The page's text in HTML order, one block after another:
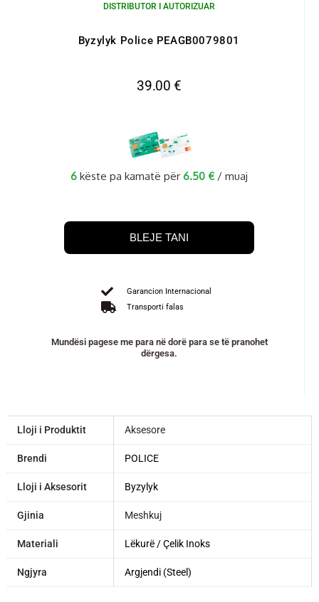
DISTRIBUTOR I AUTORIZUAR
Byzylyk Police PEAGB0079801
39.00 €
6 këste pa kamatë për 6.50 € / muaj
BLEJE TANI
Garancion Internacional
Transporti falas
Mundësi pagese me para në dorë para se të pranohet
dërgesa.
Lloji i Produktit Aksesore
Brendi POLICE
Lloji i Aksesorit Byzylyk
Gjinia Meshkuj
Materiali Lëkurë / Çelik Inoks
Ngjyra Argjendi (Steel)